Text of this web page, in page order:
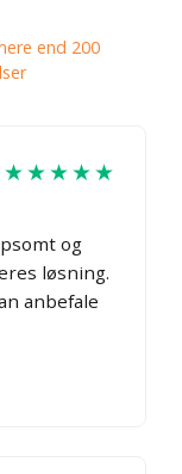
end 200
★★★★★
og
løsning.
anbefale